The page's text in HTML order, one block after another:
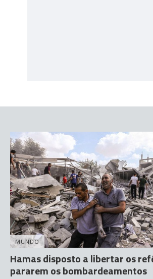
MUNDO
Hamas disposto a libertar os
pararem os bombardeamentos